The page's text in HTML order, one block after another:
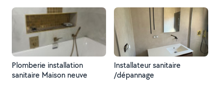
Plomberie installation
sanitaire Maison neuve
Installateur sanitaire
/dépannage